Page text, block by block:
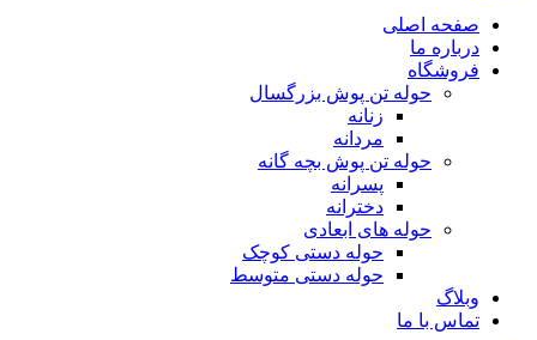
صفحه اصلی
درباره ما
فروشگاه
حوله تن پوش بزرگسال
زنانه
مردانه
حوله تن پوش بچه گانه
پسرانه
دخترانه
حوله های ابعادی
حوله دستی کوچک
حوله دستی متوسط
وبلاگ
تماس با ما